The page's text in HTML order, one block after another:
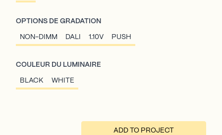
OPTIONS DE GRADATION
NON-DIMM DALI 1.10V PUSH
COULEUR DU LUMINAIRE
BLACK WHITE
ADD TO PROJECT